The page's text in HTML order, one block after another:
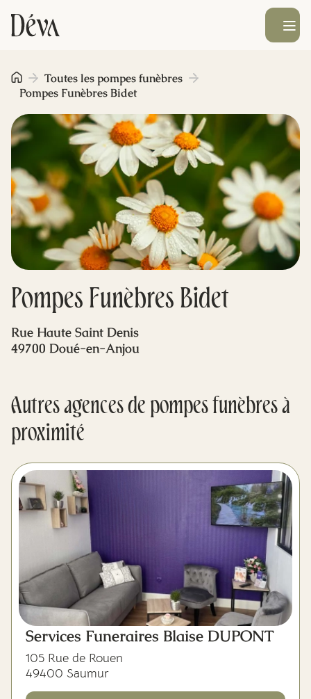
Obsèques
Prévoyance
Monument funéraire
Livraison de fleurs
Blog
Ouvrir le
Pompes Funèbres Bidet
Toutes les pompes funèbres
Pompes Funèbres Bidet
Rue Haute Saint Denis
49700 Doué-en-Anjou
Autres agences de pompes funèbres à
proximité
Services Funeraires Blaise DUPONT
105 Rue de Rouen
49400 Saumur